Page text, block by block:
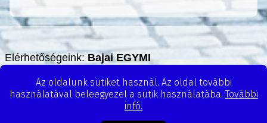
Elérhetőségeink: Bajai EGYMI
Cím: 6500 Baja, Barátság tér 18
Telefon: +36-79/322-599
Az oldalunk sütiket használ. Az oldal további
használatával beleegyezel a sütik használatába.További
infó.